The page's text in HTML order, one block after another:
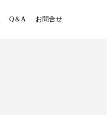
Q＆A お問合せ